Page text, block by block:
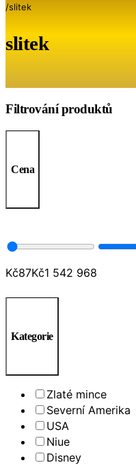
/slitek
slitek
Filtrování produktů
Cena
Kč87Kč1 542 968
Kategorie
Zlaté mince
Severní Amerika
USA
Niue
Disney